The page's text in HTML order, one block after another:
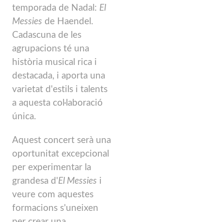
temporada de Nadal: El
Messies de Haendel.
Cadascuna de les
agrupacions té una
història musical rica i
destacada, i aporta una
varietat d'estils i talents
a aquesta col·laboració
única.
Aquest concert serà una
oportunitat excepcional
per experimentar la
grandesa d'El Messies i
veure com aquestes
formacions s'uneixen